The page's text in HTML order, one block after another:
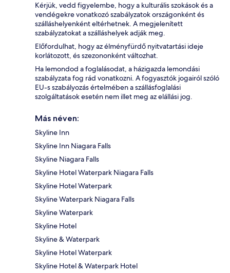
Kérjük, vedd figyelembe, hogy a kulturális szokások és a
vendégekre vonatkozó szabályzatok országonként és
szálláshelyenként eltérhetnek. A megjelenített
szabályzatokat a szálláshelyek adják meg.
Előfordulhat, hogy az élményfürdő nyitvatartási ideje
korlátozott, és szezononként változhat.
Ha lemondod a foglalásodat, a házigazda lemondási
szabályzata fog rád vonatkozni. A fogyasztók jogairól szóló
EU-s szabályozás értelmében a szállásfoglalási
szolgáltatások esetén nem illet meg az elállási jog.
Más néven:
Skyline Inn
Skyline Inn Niagara Falls
Skyline Niagara Falls
Skyline Hotel Waterpark Niagara Falls
Skyline Hotel Waterpark
Skyline Waterpark Niagara Falls
Skyline Waterpark
Skyline Hotel
Skyline & Waterpark
Skyline Hotel Waterpark
Skyline Hotel & Waterpark Hotel